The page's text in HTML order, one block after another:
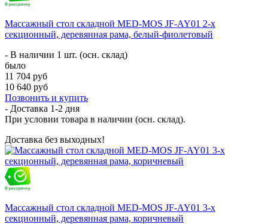
Массажный стол складной MED-MOS JF-AY01 2-х
секционный, деревянная рама, белый-фиолетовый
- В наличии 1 шт. (осн. склад)
было
11 704 руб
10 640 руб
Позвонить и купить
- Доставка 1-2 дня
При условии товара в наличии (осн. склад).
Доставка без выходных!
Массажный стол складной MED-MOS JF-AY01 3-х
секционный, деревянная рама, коричневый